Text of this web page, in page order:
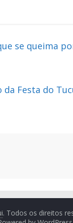
se queima
da Festa do
. Todos os direitos